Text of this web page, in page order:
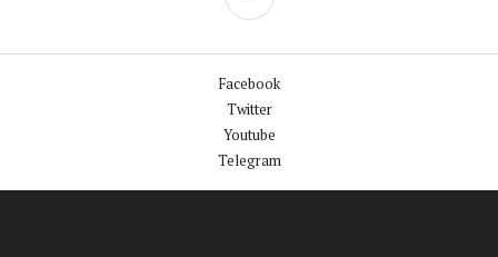
Facebook
Twitter
Youtube
Telegram